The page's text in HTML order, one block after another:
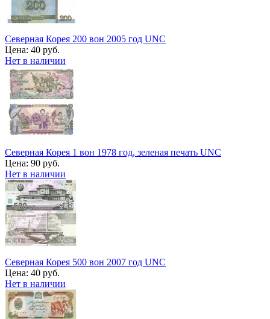
Северная Корея 200 вон 2005 год UNC
Цена: 40 руб.
Нет в наличии
Северная Корея 1 вон 1978 год, зеленая печать UNC
Цена: 90 руб.
Нет в наличии
Северная Корея 500 вон 2007 год UNC
Цена: 40 руб.
Нет в наличии